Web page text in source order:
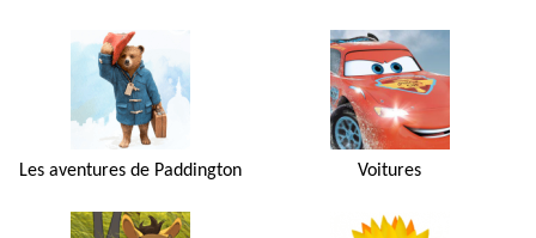
Les aventures de Paddington Voitures